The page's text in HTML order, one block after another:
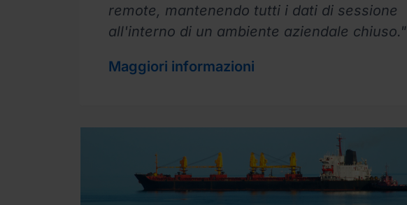
remote, mantenendo tutti i dati di sessione
all'interno di un ambiente aziendale chiuso."
Maggiori informazioni